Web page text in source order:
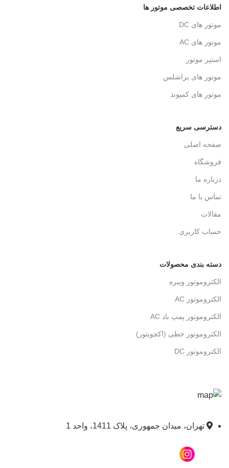
اطلاعات تخصصی موتور ها
موتور های DC
موتور های AC
استپر موتور
موتور های براشلس
موتور های کمپوند
دسترسی سریع
صفحه اصلی
فروشگاه
درباره ما
تماس با ما
مقالات
حساب کاربری
دسته بندی محصولات
الکتروموتور ویبره
الکتروموتور AC
الکتروموتور پمپ باد AC
الکتروموتور خطی (اکچویتور)
الکتروموتور DC
تهران، میدان جمهوری، پلاک 1411، واحد 1